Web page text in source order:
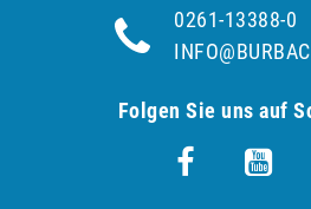
0261-13388-0
Folgen Sie uns auf